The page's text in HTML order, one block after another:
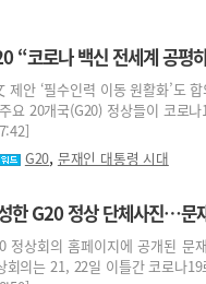
“코로나 백신 전세계 공평
제안 ‘필수인력 이동 원활화’도
요 20개국(G20) 정상들이 코로
G20, 문재인 대통령 시대
한 G20 정상 단체사진…문
정상회의 홈페이지에 공개된 문
회의는 21, 22일 이틀간 코로나